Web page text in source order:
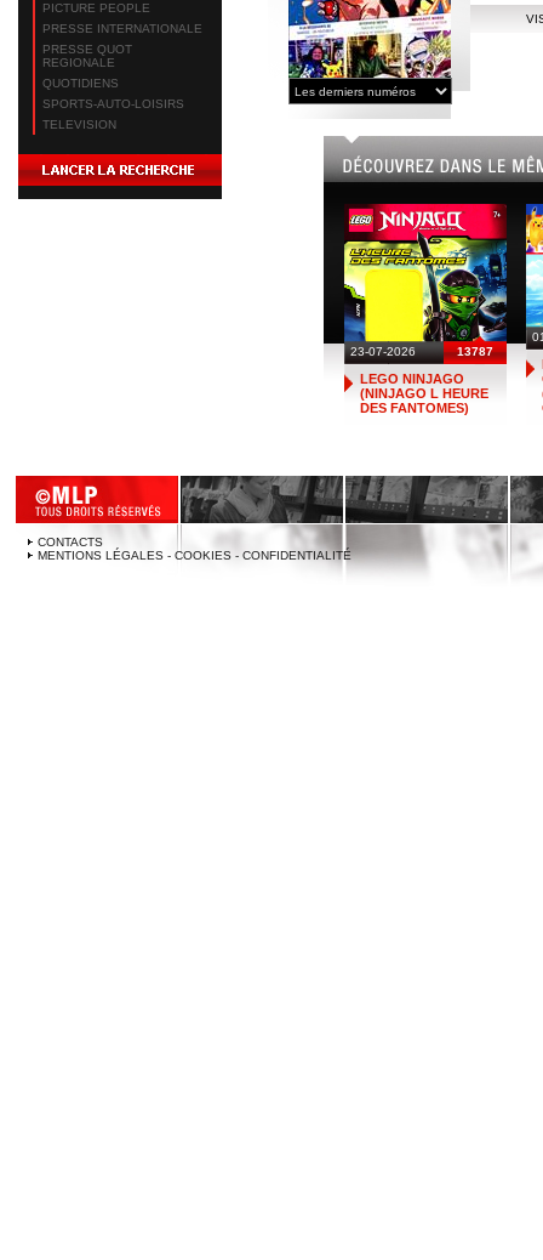
PICTURE PEOPLE
PRESSE INTERNATIONALE
PRESSE QUOT
REGIONALE
QUOTIDIENS
SPORTS-AUTO-LOISIRS
TELEVISION
23-07-2026 13787
LEGO NINJAGO
(NINJAGO L HEURE
DES FANTOMES)
CONTACTS
MENTIONS LÉGALES - COOKIES - CONFIDENTIALITÉ